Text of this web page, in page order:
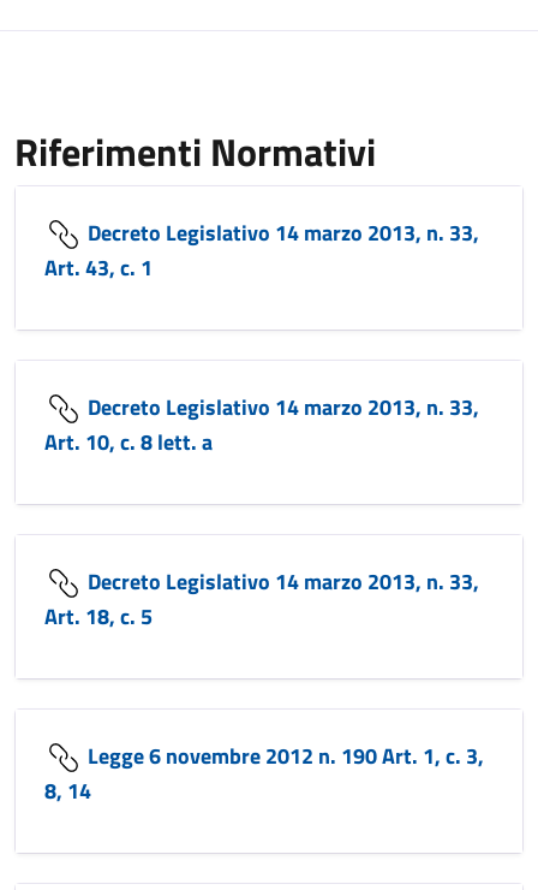
Riferimenti Normativi
Decreto Legislativo 14 marzo 2013, n. 33,
Art. 43, c. 1
Decreto Legislativo 14 marzo 2013, n. 33,
Art. 10, c. 8 lett. a
Decreto Legislativo 14 marzo 2013, n. 33,
Art. 18, c. 5
Legge 6 novembre 2012 n. 190 Art. 1, c. 3,
8, 14